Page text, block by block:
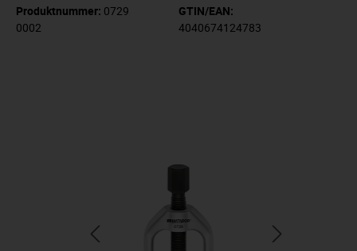
Produktnummer: 0729
0002
GTIN/EAN:
4040674124783